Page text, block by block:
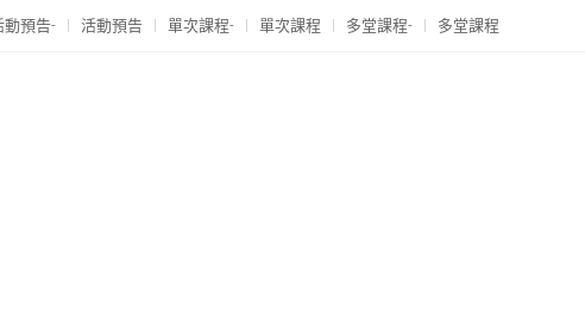
動預告- 活動預告 單次課程- 單次課程 多堂課程- 多堂課程